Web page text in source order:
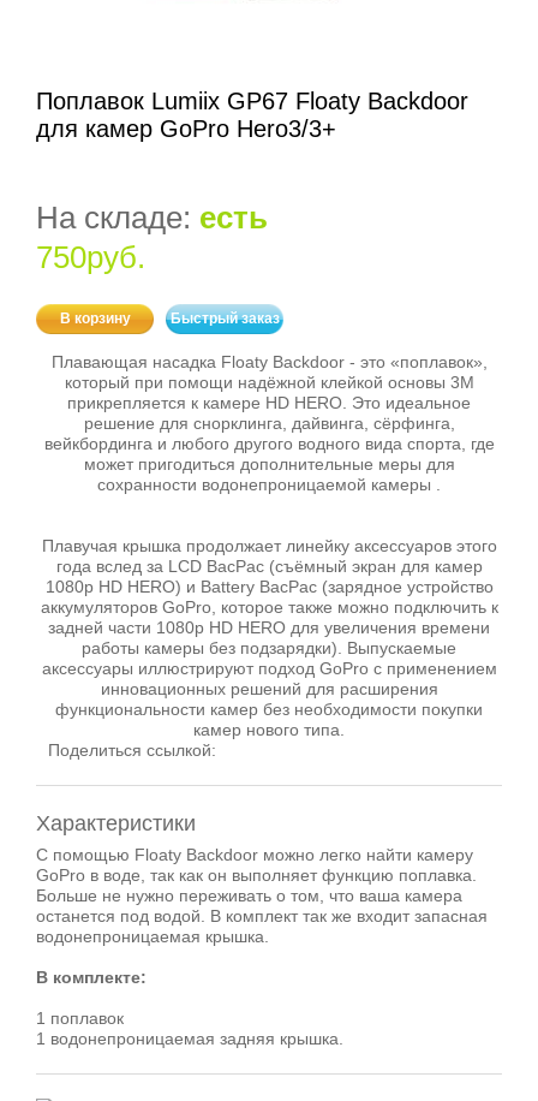
Поплавок Lumiix GP67 Floaty Backdoor
для камер GoPro Hero3/3+
На складе: есть
750руб.
В корзину Быстрый заказ
Плавающая насадка Floaty Backdoor - это «поплавок»,
который при помощи надёжной клейкой основы 3M
прикрепляется к камере HD HERO. Это идеальное
решение для снорклинга, дайвинга, сёрфинга,
вейкбординга и любого другого водного вида спорта, где
может пригодиться дополнительные меры для
сохранности водонепроницаемой камеры .
Плавучая крышка продолжает линейку аксессуаров этого
года вслед за LCD BacPac (съёмный экран для камер
1080p HD HERO) и Battery BacPac (зарядное устройство
аккумуляторов GoPro, которое также можно подключить к
задней части 1080p HD HERO для увеличения времени
работы камеры без подзарядки). Выпускаемые
аксессуары иллюстрируют подход GoPro с применением
инновационных решений для расширения
функциональности камер без необходимости покупки
камер нового типа.
Поделиться ссылкой:
Характеристики
С помощью Floaty Backdoor можно легко найти камеру
GoPro в воде, так как он выполняет функцию поплавка.
Больше не нужно переживать о том, что ваша камера
останется под водой. В комплект так же входит запасная
водонепроницаемая крышка.
В комплекте:
1 поплавок
1 водонепроницаемая задняя крышка.